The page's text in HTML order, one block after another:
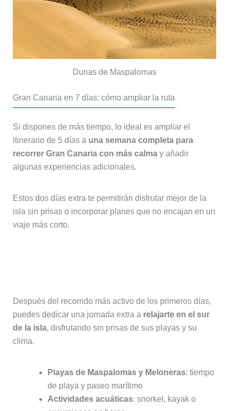
Dunas de Maspalomas
Gran Canaria en 7 días: cómo ampliar la ruta
Si dispones de más tiempo, lo ideal es ampliar el
itinerario de 5 días a una semana completa para
recorrer Gran Canaria con más calmay añadir
algunas experiencias adicionales.
Estos dos días extra te permitirán disfrutar mejor de la
isla sin prisas o incorporar planes que no encajan en un
viaje más corto.
Después del recorrido más activo de los primeros días,
puedes dedicar una jornada extra a relajarte en el sur
de la isla, disfrutando sin prisas de sus playas y su
clima.
Playas de Maspalomas y Meloneras: tiempo
de playa y paseo marítimo
Actividades acuáticas: snorkel, kayak o